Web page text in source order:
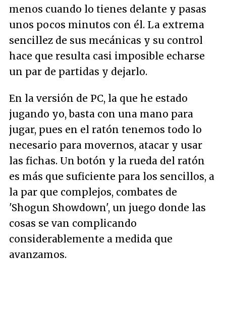
menos cuando lo tienes delante y pasas
unos pocos minutos con él. La extrema
sencillez de sus mecánicas y su control
hace que resulta casi imposible echarse
un par de partidas y dejarlo.
En la versión de PC, la que he estado
jugando yo, basta con una mano para
jugar, pues en el ratón tenemos todo lo
necesario para movernos, atacar y usar
las fichas. Un botón y la rueda del ratón
es más que suficiente para los sencillos, a
la par que complejos, combates de
'Shogun Showdown', un juego donde las
cosas se van complicando
considerablemente a medida que
avanzamos.